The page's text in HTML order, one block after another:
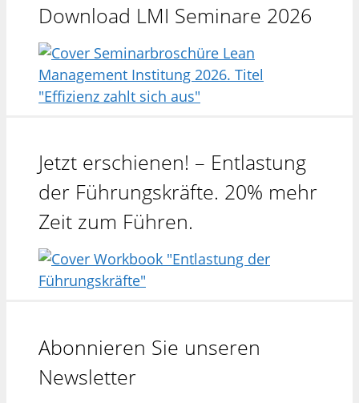
Download LMI Seminare 2026
Jetzt erschienen! – Entlastung
der Führungskräfte. 20% mehr
Zeit zum Führen.
Abonnieren Sie unseren
Newsletter